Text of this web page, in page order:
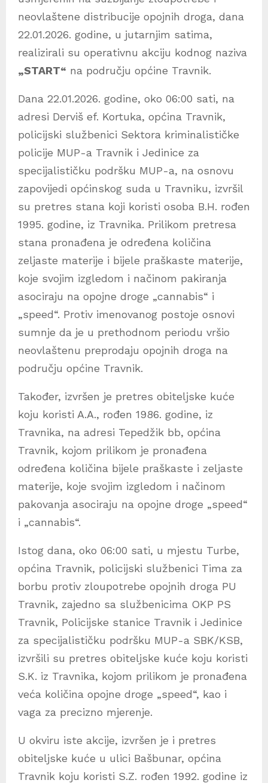
neovlaštene distribucije opojnih droga, dana
22.01.2026. godine, u jutarnjim satima,
realizirali su operativnu akciju kodnog naziva
„START“ na području općine Travnik.
Dana 22.01.2026. godine, oko 06:00 sati, na
adresi Derviš ef. Kortuka, općina Travnik,
policijski službenici Sektora kriminalističke
policije MUP-a Travnik i Jedinice za
specijalističku podršku MUP-a, na osnovu
zapovijedi općinskog suda u Travniku, izvršil
su pretres stana koji koristi osoba B.H. rođen
1995. godine, iz Travnika. Prilikom pretresa
stana pronađena je određena količina
zeljaste materije i bijele praškaste materije,
koje svojim izgledom i načinom pakiranja
asociraju na opojne droge „cannabis“ i
„speed“. Protiv imenovanog postoje osnovi
sumnje da je u prethodnom periodu vršio
neovlaštenu preprodaju opojnih droga na
području općine Travnik.
Također, izvršen je pretres obiteljske kuće
koju koristi A.A., rođen 1986. godine, iz
Travnika, na adresi Tepedžik bb, općina
Travnik, kojom prilikom je pronađena
određena količina bijele praškaste i zeljaste
materije, koje svojim izgledom i načinom
pakovanja asociraju na opojne droge „speed“
i „cannabis“.
Istog dana, oko 06:00 sati, u mjestu Turbe,
općina Travnik, policijski službenici Tima za
borbu protiv zloupotrebe opojnih droga PU
Travnik, zajedno sa službenicima OKP PS
Travnik, Policijske stanice Travnik i Jedinice
za specijalističku podršku MUP-a SBK/KSB,
izvršili su pretres obiteljske kuće koju koristi
S.K. iz Travnika, kojom prilikom je pronađena
veća količina opojne droge „speed“, kao i
vaga za precizno mjerenje.
U okviru iste akcije, izvršen je i pretres
obiteljske kuće u ulici Bašbunar, općina
Travnik koju koristi S.Z. rođen 1992. godine iz